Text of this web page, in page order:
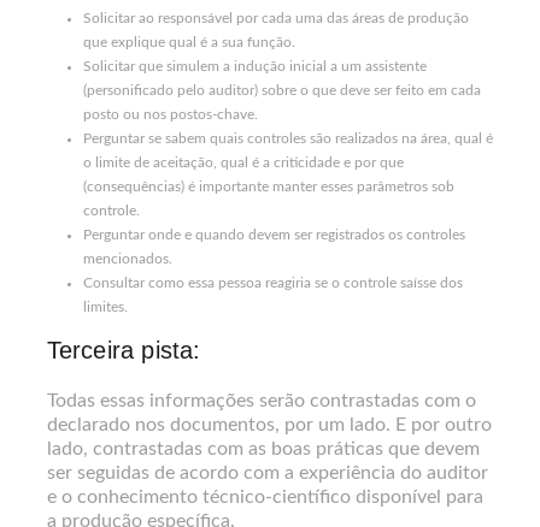
Solicitar ao responsável por cada uma das áreas de produção
que explique qual é a sua função.
Solicitar que simulem a indução inicial a um assistente
(personificado pelo auditor) sobre o que deve ser feito em cada
posto ou nos postos-chave.
Perguntar se sabem quais controles são realizados na área, qual é
o limite de aceitação, qual é a criticidade e por que
(consequências) é importante manter esses parâmetros sob
controle.
Perguntar onde e quando devem ser registrados os controles
mencionados.
Consultar como essa pessoa reagiria se o controle saísse dos
limites.
Terceira pista:
Todas essas informações serão contrastadas com o
declarado nos documentos, por um lado. E por outro
lado, contrastadas com as boas práticas que devem
ser seguidas de acordo com a experiência do auditor
e o conhecimento técnico-científico disponível para
a produção específica.